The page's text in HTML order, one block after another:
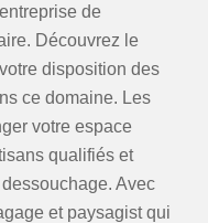
de
Découvrez le
disposition des
ce domaine. Les
votre espace
qualifiés et
Avec
et paysagist qui